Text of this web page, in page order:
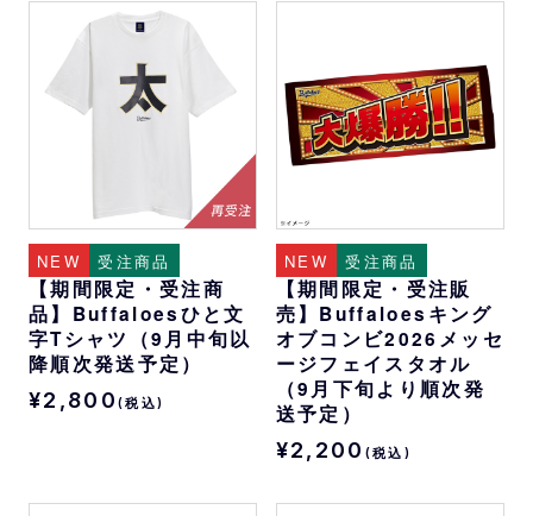
NEW 受注商品
【期間限定・受注商
品】Buffaloesひと文
字Tシャツ（9月中旬以
降順次発送予定）
¥2,800 (税込)
NEW 受注商品
【期間限定・受注販
売】Buffaloesキング
オブコンビ2026メッセ
ージフェイスタオル
（9月下旬より順次発
送予定）
¥2,200 (税込)